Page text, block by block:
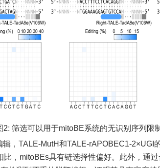
选可以用于mitoBE系统的无识别序列限
TALE-MutH和TALE-rAPOBEC1-2×UGI
比，mitoBEs具有链选择性偏好。此外，通